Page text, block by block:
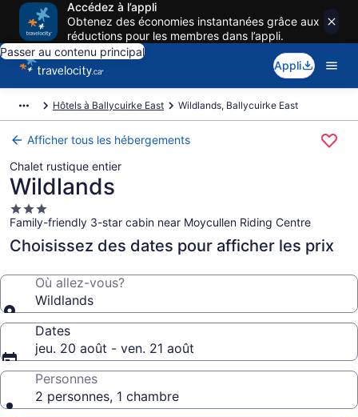
Accédez à l’appli
Obtenez des économies instantanées grâce aux
réductions pour les membres dans l’appli.
Passer au contenu principal
Appli
Hôtels à Ballycuirke East Wildlands, Ballycuirke East
Afficher tous les hébergements
Chalet rustique entier
Wildlands
Hébergement
3.0 étoiles
Family-friendly 3-star cabin near Moycullen Riding Centre
Choisissez des dates pour afficher les prix
Où allez-vous?
Wildlands
Dates
jeu. 20 août - ven. 21 août
Personnes
2 personnes, 1 chambre